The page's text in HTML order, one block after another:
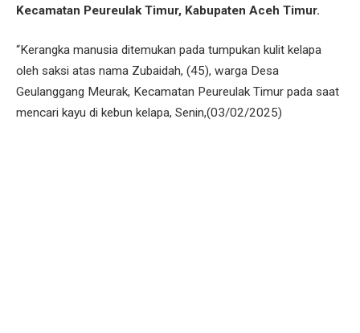
Kecamatan Peureulak Timur, Kabupaten Aceh Timur.
“Kerangka manusia ditemukan pada tumpukan kulit kelapa
oleh saksi atas nama Zubaidah, (45), warga Desa
Geulanggang Meurak, Kecamatan Peureulak Timur pada saat
mencari kayu di kebun kelapa, Senin,(03/02/2025)